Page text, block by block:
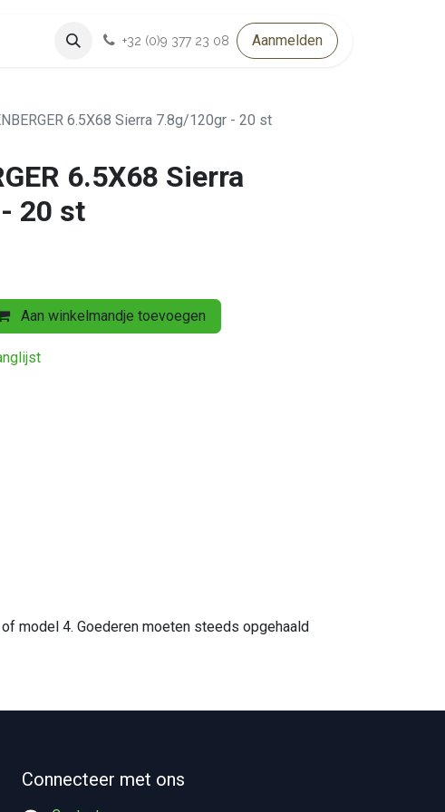
+32 (0)9 377 23 08 Aanmelden
6.5X68 Sierra 7.8g/120gr - 20 st
6.5X68 Sierra
20 st
Aan winkelmandje toevoegen
model 4. Goederen moeten steeds opgehaald
Connecteer met ons